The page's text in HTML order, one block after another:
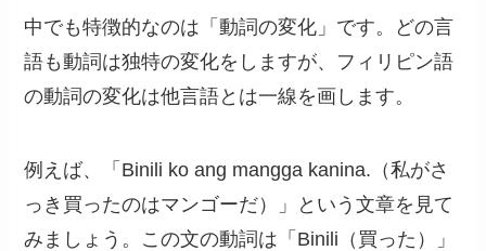
中でも特徴的なのは「動詞の変化」です。どの言
語も動詞は独特の変化をしますが、フィリピン語
の動詞の変化は他言語とは一線を画します。
例えば、「Binili ko ang mangga kanina.（私がさ
っき買ったのはマンゴーだ）」という文章を見て
みましょう。この文の動詞は「Binili（買った）」